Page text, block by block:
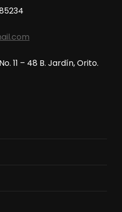
11 – 48 B. Jardín, Orito.